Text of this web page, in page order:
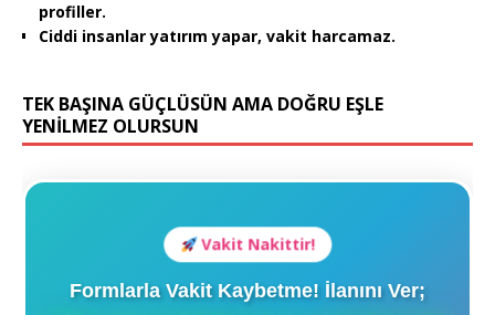
profiller.
Ciddi insanlar yatırım yapar, vakit harcamaz.
TEK BAŞINA GÜÇLÜSÜN AMA DOĞRU EŞLE
YENİLMEZ OLURSUN
Vakit Nakittir!
Formlarla Vakit Kaybetme! İlanını Ver;